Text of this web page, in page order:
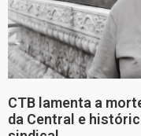
CTB lamenta a
da Central e